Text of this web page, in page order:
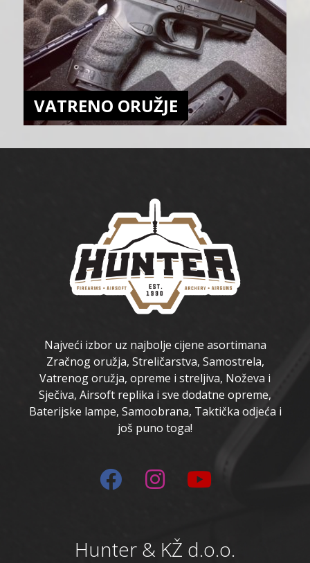
VATRENO ORUŽJE
Najveći izbor uz najbolje cijene asortimana
Zračnog oružja, Streličarstva, Samostrela,
Vatrenog oružja, opreme i streljiva, Noževa i
Sječiva, Airsoft replika i sve dodatne opreme,
Baterijske lampe, Samoobrana, Taktička odjeća i
još puno toga!
Hunter & KŽ d.o.o.